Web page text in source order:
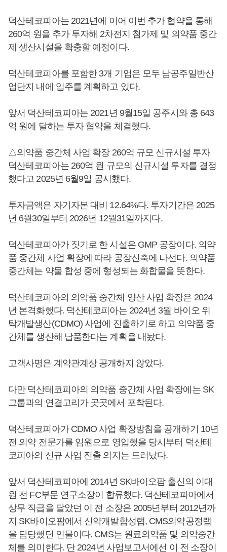
덕산테코피아는 2021년에 이어 이번 추가 협약을 통해
260억 원을 추가 투자해 2차전지 첨가제 및 의약품 중간
제 생산시설을 확충할 예정이다.
덕산테코피아를 포함한 3개 기업은 모두 남공주일반산
업단지 내에 입주를 계획하고 있다.
앞서 덕산테코피아는 2021년 9월15일 공주시와 총 643
억 원에 달하는 투자 협약을 체결했다.
△의약품 중간체 사업 확장 260억 규모 신규시설 투자
덕산테코피아는 260억 원 규모의 신규시설 투자를 결정
했다고 2025년 6월9일 공시했다.
투자금액은 자기자본 대비 12.64%다. 투자기간은 2025
년 6월30일부터 2026년 12월31일까지다.
덕산테코피아가 짓기로 한 시설은 GMP 공장이다. 의약
품 중간체 사업 확장에 따라 공장신축에 나선다. 의약품
중간체는 약물 합성 중에 형성되는 화합물을 뜻한다.
덕산테코피아의 의약품 중간체 양산 사업 확장은 2024
년 본격화했다. 덕산테코피아는 2024년 3월 바이오 위
탁개발생산(CDMO) 사업에 진출하기로 하고 의약품 중
간체를 생산해 납품한다는 계획을 내놨다.
고객사명은 계약관계상 공개하지 않았다.
다만 덕산테코피아의 의약품 중간체 사업 확장에는 SK
그룹과의 연결고리가 곳곳에서 포착된다.
덕산테코피아가 CDMO 사업 확장방침을 공개하기 10년
전 의약 전문가를 임원으로 영입했을 당시부터 덕산테
코피아의 신규 사업 진출 의지는 드러났다.
앞서 덕산테코피아에 2014년 SK바이오팜 출신의 이대
원 전 FC부문 연구소장이 합류했다. 덕산테코피아에서
상무 직급을 달았던 이 전 소장은 2005년부터 2012년까
지 SK바이오팜에서 신약개발합성랩, CMS의약공정랩
을 담당했던 인물이다. CMS는 원료의약품 및 의약중간
체를 의미한다. 단 2024년 사업보고서에선 이 전 소장이